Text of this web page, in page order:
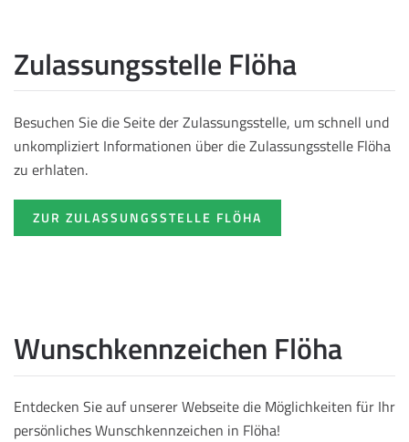
Zulassungsstelle Flöha
Besuchen Sie die Seite der Zulassungsstelle, um schnell und
unkompliziert Informationen über die Zulassungsstelle Flöha
zu erhlaten.
ZUR ZULASSUNGSSTELLE FLÖHA
Wunschkennzeichen Flöha
Entdecken Sie auf unserer Webseite die Möglichkeiten für Ihr
persönliches Wunschkennzeichen in Flöha!